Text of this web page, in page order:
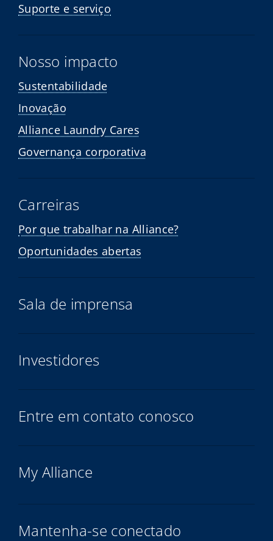
Suporte e serviço
Nosso impacto
Sustentabilidade
Inovação
Alliance Laundry Cares
Governança corporativa
Carreiras
Por que trabalhar na Alliance?
Oportunidades abertas
Sala de imprensa
Investidores
Entre em contato conosco
My Alliance
Mantenha-se conectado